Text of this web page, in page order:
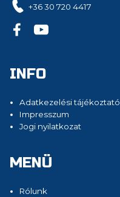
+36 30 720 4417
INFO
Adatkezelési tájékoztató
Impresszum
Jogi nyilatkozat
MENÜ
Rólunk